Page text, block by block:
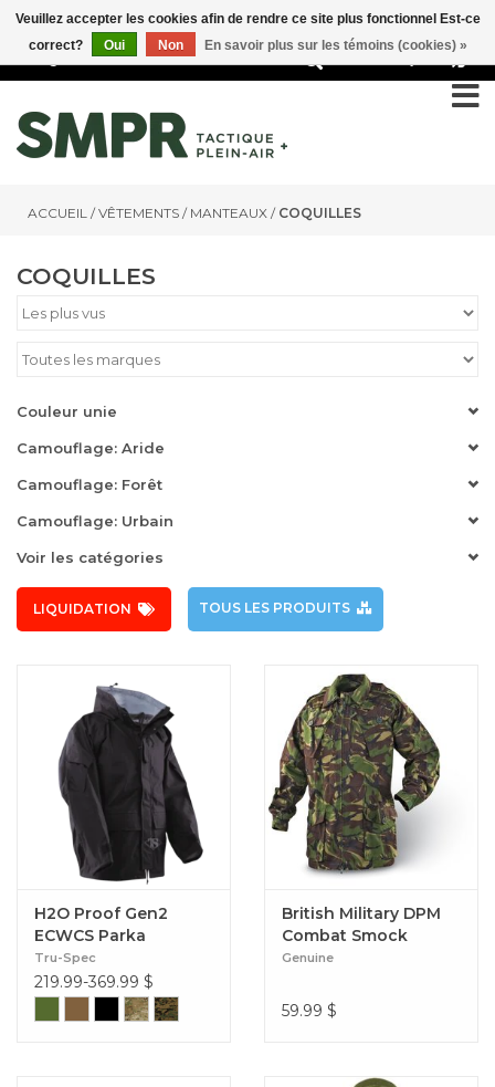
0
ACCUEIL /VÊTEMENTS / MANTEAUX / COQUILLES
COQUILLES
Couleur unie
Camouflage: Aride
Camouflage: Forêt
Camouflage: Urbain
Voir les catégories
LIQUIDATION TOUS LES PRODUITS
H2O Proof Gen2
ECWCS Parka
Tru-Spec
219.99-369.99 $
British Military DPM
Combat Smock
(Usagé)
Genuine
59.99 $
Veuillez accepter les cookies afin de rendre ce site plus fonctionnel Est-ce
correct?
Oui Non En savoir plus sur les témoins (cookies) »